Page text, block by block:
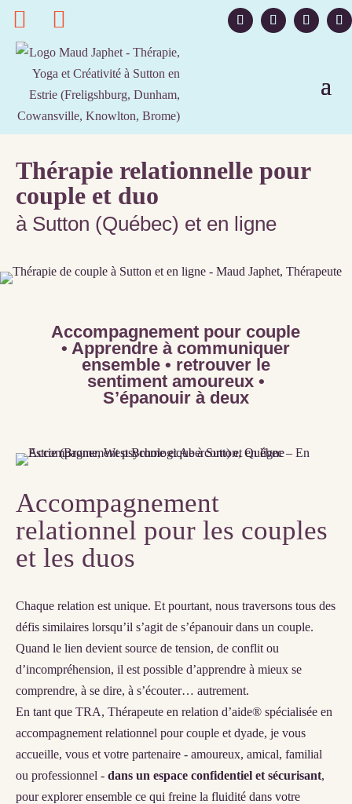
 
Thérapie relationnelle pour
couple et duo
à Sutton (Québec) et en ligne
Accompagnement pour couple
• Apprendre à communiquer
ensemble • retrouver le
sentiment amoureux •
S’épanouir à deux
Accompagnement
relationnel pour les couples
et les duos
Chaque relation est unique. Et pourtant, nous traversons tous des
défis similaires lorsqu’il s’agit de s’épanouir dans un couple.
Quand le lien devient source de tension, de conflit ou
d’incompréhension, il est possible d’apprendre à mieux se
comprendre, à se dire, à s’écouter… autrement.
En tant que TRA, Thérapeute en relation d’aide® spécialisée en
accompagnement relationnel pour couple et dyade, je vous
accueille, vous et votre partenaire - amoureux, amical, familial
ou professionnel - dans un espace confidentiel et sécurisant,
pour explorer ensemble ce qui freine la fluidité dans votre